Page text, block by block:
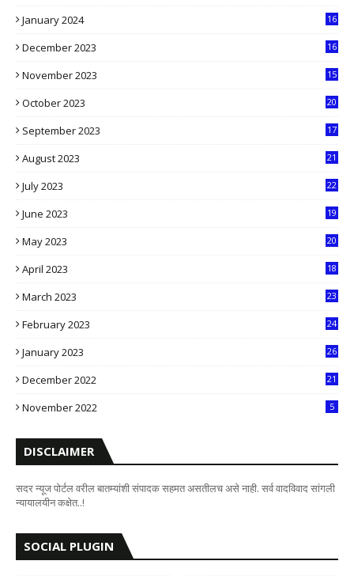
January 2024
16
December 2023
16
November 2023
15
October 2023
20
September 2023
17
August 2023
21
July 2023
22
June 2023
19
May 2023
20
April 2023
18
March 2023
23
February 2023
24
January 2023
26
December 2022
21
November 2022 5
DISCLAIMER
सदर न्यूज पोर्टल वरील बातम्यांशी संपादक सहमत असतीलच असे नाही. सर्व वादविवाद सांगली
न्यायालयीन कक्षेत..!
SOCIAL PLUGIN